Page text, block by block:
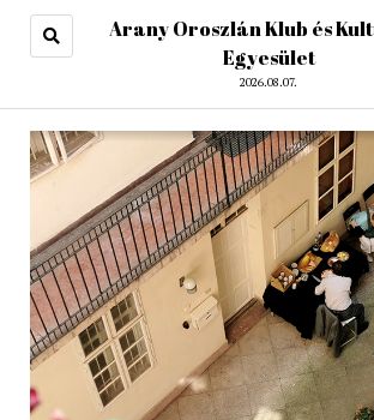
Arany Oroszlán Klub és
Egyesület
2026.08.07.